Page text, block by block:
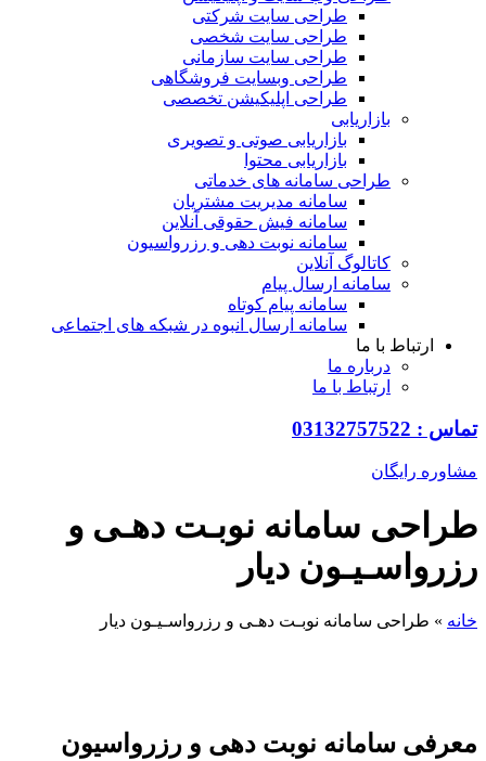
طراحی سایت شرکتی
طراحی سایت شخصی
طراحی سایت سازمانی
طراحی وبسایت فروشگاهی
طراحی اپلیکیشن تخصصی
بازاریابی
بازاریابی صوتی و تصویری
بازاریابی محتوا
طراحی سامانه های خدماتی
سامانه مدیریت مشتریان
سامانه فیش حقوقی آنلاین
سامانه نوبت دهی و رزرواسیون
کاتالوگ آنلاین
سامانه ارسال پیام
سامانه پیام کوتاه
سامانه ارسال انبوه در شبکه های اجتماعی
ارتباط با ما
درباره ما
ارتباط با ما
رایگان
سامانه نوبـت دهـی و
دیار
»طراحی سامانه نوبـت دهـی و رزرواسـیـون دیار
سامانه نوبت دهی و رزرواسیون